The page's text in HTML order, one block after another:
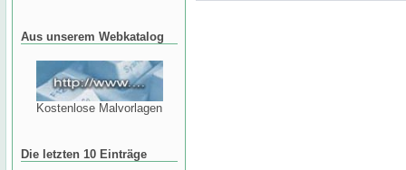
Aus unserem Webkatalog
Kostenlose Malvorlagen
Die letzten 10 Einträge